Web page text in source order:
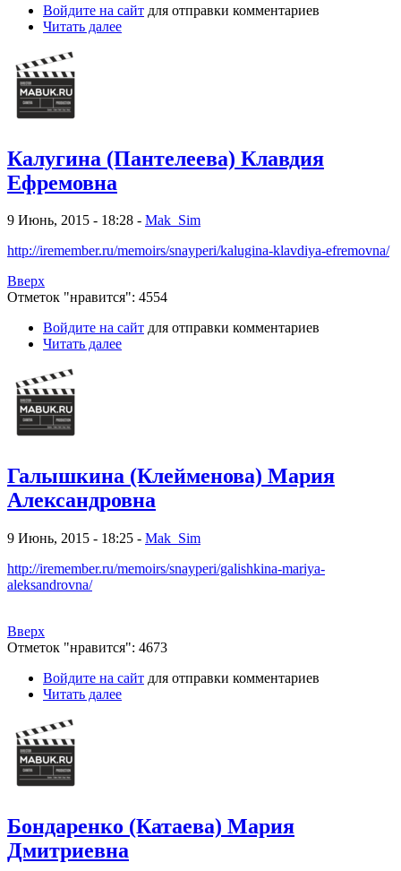
Войдите на сайт для отправки комментариев
Читать далее
Калугина (Пантелеева) Клавдия
Ефремовна
9 Июнь, 2015 - 18:28 - Mak_Sim
http://iremember.ru/memoirs/snayperi/kalugina-klavdiya-efremovna/
Вверх
Отметок "нравится": 4554
Войдите на сайт для отправки комментариев
Читать далее
Галышкина (Клейменова) Мария
Александровна
9 Июнь, 2015 - 18:25 - Mak_Sim
http://iremember.ru/memoirs/snayperi/galishkina-mariya-
aleksandrovna/
Вверх
Отметок "нравится": 4673
Войдите на сайт для отправки комментариев
Читать далее
Бондаренко (Катаева) Мария
Дмитриевна